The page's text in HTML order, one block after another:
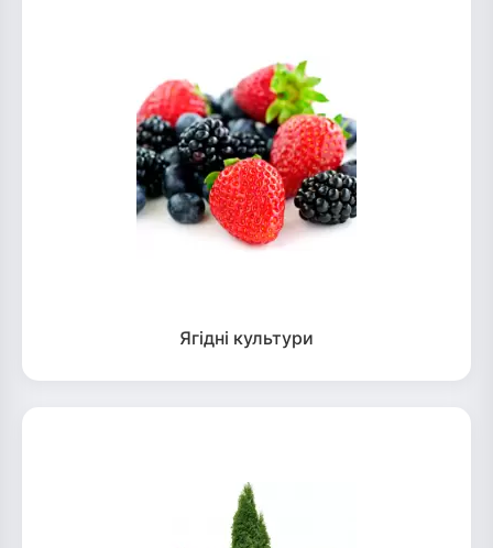
Ягідні культури